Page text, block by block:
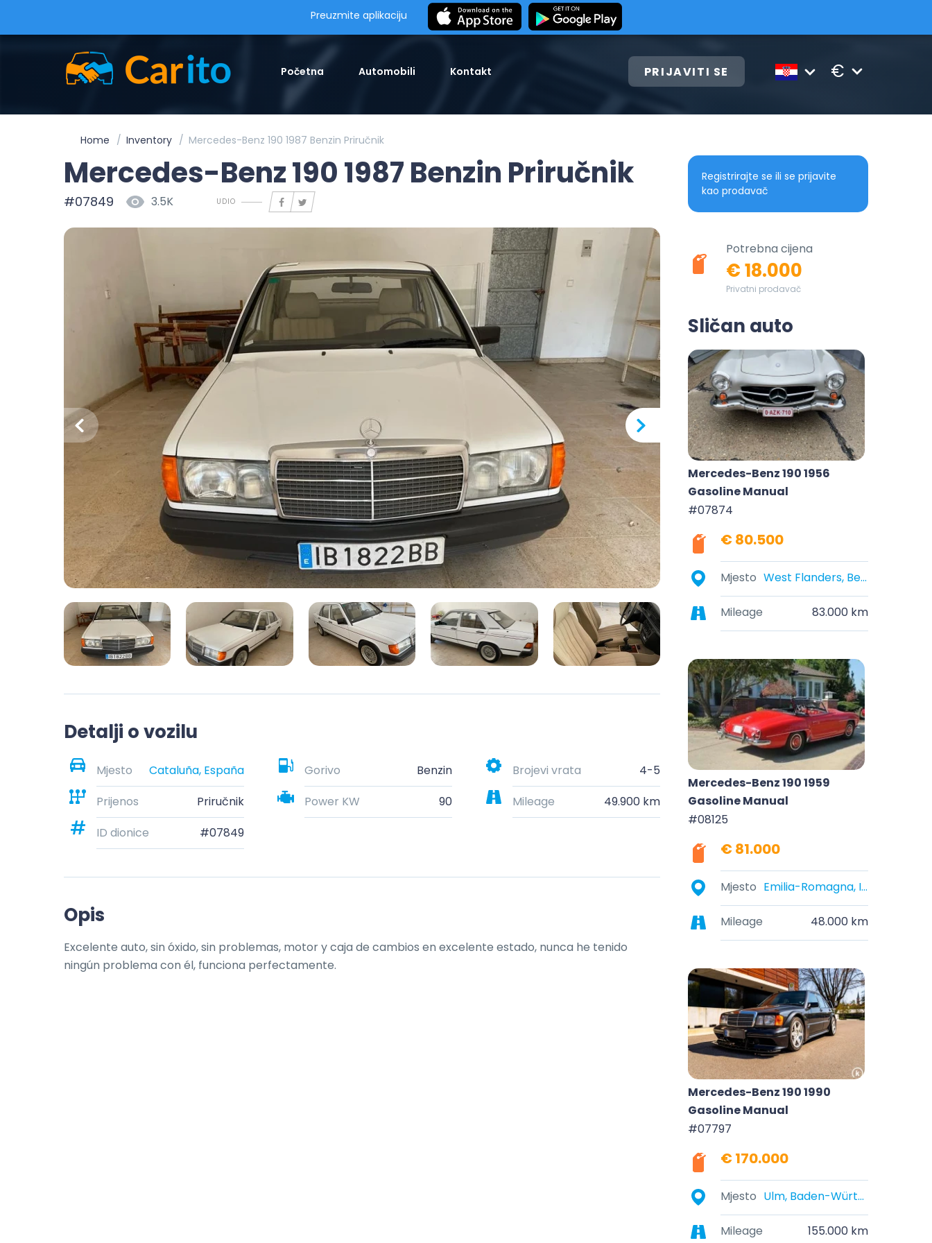
Preuzmite aplikaciju
Početna Automobili Kontakt PRIJAVITI SE €
Home Inventory Mercedes-Benz 190 1987 Benzin Priručnik
Mercedes-Benz 190 1987 Benzin Priručnik
#07849 3.5K UDIO
Detalji o vozilu
Mjesto Cataluña, España Gorivo Benzin Brojevi vrata
4-5
Prijenos
Priručnik Power KW 90 Mileage
49.900 km
ID dionice
#07849
Opis
Excelente auto, sin óxido, sin problemas, motor y caja de cambios en excelente estado, nunca he tenido
ningún problema con él, funciona perfectamente.
Registrirajte se ili se prijavite
kao prodavač
Potrebna cijena
€ 18.000
Privatni prodavač
Sličan auto
Mercedes-Benz 190 1956
Gasoline Manual
#07874
€ 80.500
Mjesto West Flanders, Belgium
Mileage 83.000 km
Mercedes-Benz 190 1959
Gasoline Manual
#08125
€ 81.000
Mjesto Emilia-Romagna, Italy
Mileage 48.000 km
Mercedes-Benz 190 1990
Gasoline Manual
#07797
€ 170.000
Mjesto Ulm, Baden-Württemberg, Deutschland
Mileage 155.000 km